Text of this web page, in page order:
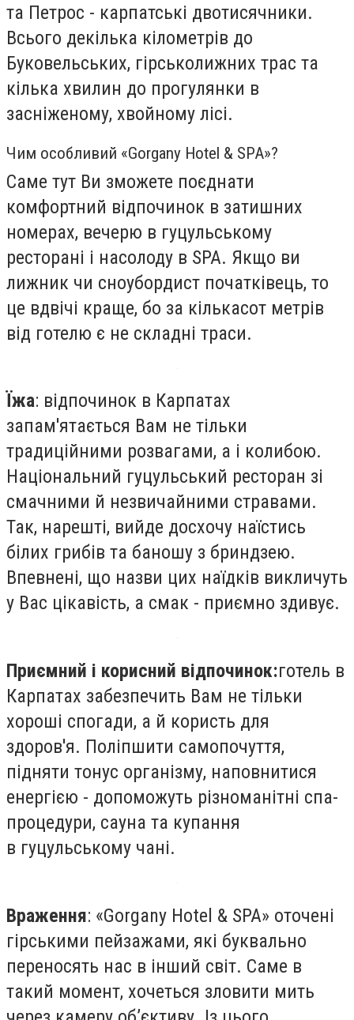
та Петрос - карпатські двотисячники.
Всього декілька кілометрів до
Буковельських, гірськолижних трас та
кілька хвилин до прогулянки в
засніженому, хвойному лісі.
Чим особливий «Gorgany Hotel & SPA»?
Саме тут Ви зможете поєднати
комфортний відпочинок в затишних
номерах, вечерю в гуцульському
ресторані і насолоду в SPA. Якщо ви
лижник чи сноубордист початківець, то
це вдвічі краще, бо за кількасот метрів
від готелю є не складні траси.
Їжа: відпочинок в Карпатах
запам'ятається Вам не тільки
традиційними розвагами, а і колибою.
Національний гуцульський ресторан зі
смачними й незвичайними стравами.
Так, нарешті, вийде досхочу наїстись
білих грибів та баношу з бриндзею.
Впевнені, що назви цих наїдків викличуть
у Вас цікавість, а смак - приємно здивує.
Приємний і корисний відпочинок:готель в
Карпатах забезпечить Вам не тільки
хороші спогади, а й користь для
здоров'я. Поліпшити самопочуття,
підняти тонус організму, наповнитися
енергією - допоможуть різноманітні спа-
процедури, сауна та купання
в гуцульському чані.
Враження: «Gorgany Hotel & SPA» оточені
гірськими пейзажами, які буквально
переносять нас в інший світ. Саме в
такий момент, хочеться зловити мить